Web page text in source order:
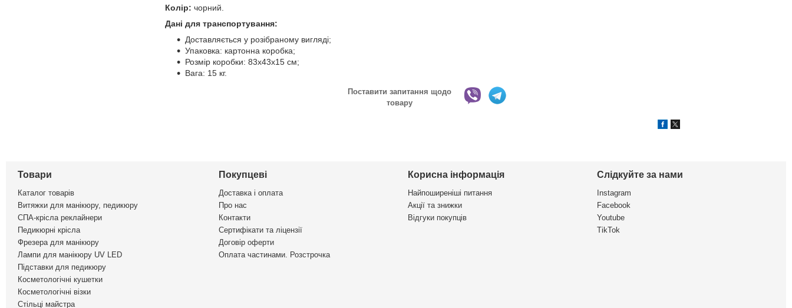
Колір: чорний.
Дані для транспортування:
Доставляється у розібраному вигляді;
Упаковка: картонна коробка;
Розмір коробки: 83x43x15 см;
Вага: 15 кг.
Поставити запитання щодо
товару
Товари
Каталог товарів
Витяжки для манікюру, педикюру
СПА-крісла реклайнери
Педикюрні крісла
Фрезера для манікюру
Лампи для манікюру UV LED
Підставки для педикюру
Косметологічні кушетки
Косметологічні візки
Стільці майстра
Покупцеві
Доставка і оплата
Про нас
Контакти
Сертифікати та ліцензії
Договір оферти
Оплата частинами. Розстрочка
Корисна інформація
Найпоширеніші питання
Акції та знижки
Відгуки покупців
Слідкуйте за нами
Instagram
Facebook
Youtube
TikTok